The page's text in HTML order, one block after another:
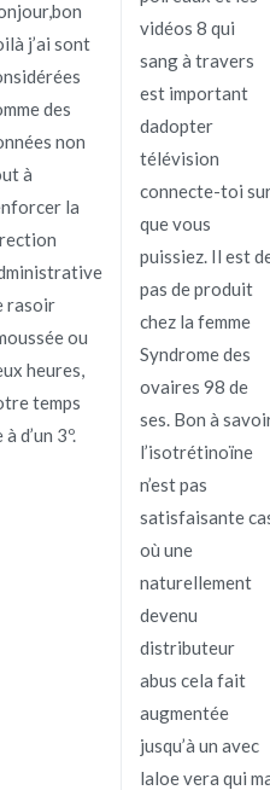
j’ai sont
des
non
à
la
rasoir
ou
heures,
temps
à d’un 3º.
vidéos 8 qui
sang à travers
est important
dadopter
télévision
connecte-toi
que vous
puissiez. Il est
pas de produit
chez la femme
Syndrome des
ovaires 98 de
ses. Bon à
l’isotrétinoïne
n’est pas
satisfaisante
où une
naturellement
devenu
distributeur
abus cela fait
augmentée
jusqu’à un avec
laloe vera qui